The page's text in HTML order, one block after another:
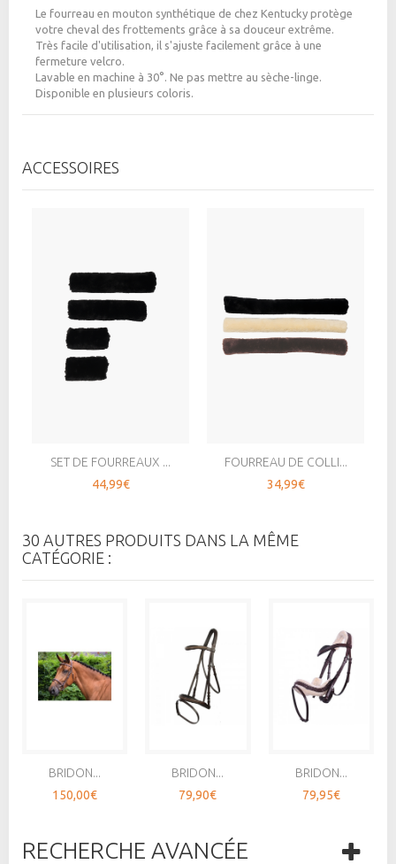
Le fourreau en mouton synthétique de chez Kentucky protège
votre cheval des frottements grâce à sa douceur extrême.
Très facile d'utilisation, il s'ajuste facilement grâce à une
fermeture velcro.
Lavable en machine à 30°. Ne pas mettre au sèche-linge.
Disponible en plusieurs coloris.
ACCESSOIRES
SET DE FOURREAUX ...
44,99€
FOURREAU DE COLLI...
34,99€
30 AUTRES PRODUITS DANS LA MÊME
CATÉGORIE :
BRIDON...
150,00€
BRIDON...
79,90€
BRIDON...
79,95€
RECHERCHE AVANCÉE